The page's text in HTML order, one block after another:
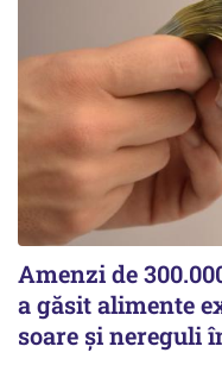
Amenzi de
a găsit alimente
soare și nereguli